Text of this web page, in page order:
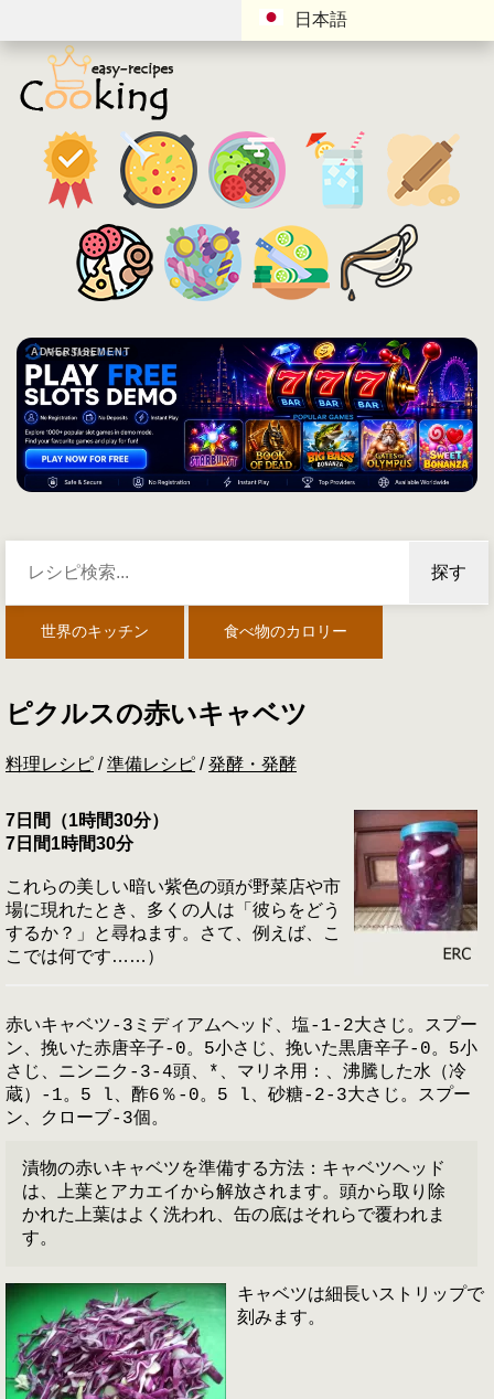
日本語
ADVERTISEMENT
探す
世界のキッチン 食べ物のカロリー
ピクルスの赤いキャベツ
料理レシピ /準備レシピ /発酵・発酵
7日間（1時間30分）
7日間1時間30分
これらの美しい暗い紫色の頭が野菜店や市
場に現れたとき、多くの人は「彼らをどう
するか？」と尋ねます。さて、例えば、こ
こでは何です……）
赤いキャベツ-3ミディアムヘッド、塩-1-2大さじ。スプー
ン、挽いた赤唐辛子-0。5小さじ、挽いた黒唐辛子-0。5小
さじ、ニンニク-3-4頭、*、マリネ用：、沸騰した水（冷
蔵）-1。5 l、酢6％-0。5 l、砂糖-2-3大さじ。スプー
ン、クローブ-3個。
漬物の赤いキャベツを準備する方法：キャベツヘッド
は、上葉とアカエイから解放されます。頭から取り除
かれた上葉はよく洗われ、缶の底はそれらで覆われま
す。
キャベツは細長いストリップで
刻みます。